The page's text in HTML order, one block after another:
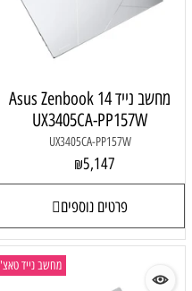
מחשב נייד Asus Zenbook 14
UX3405CA-PP157W
UX3405CA-PP157W
₪5,147
פרטים נוספים
מחשב נייד טאצ'